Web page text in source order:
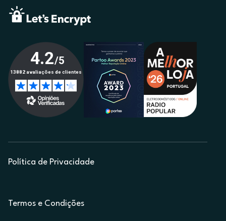
Política de Privacidade
Termos e Condições